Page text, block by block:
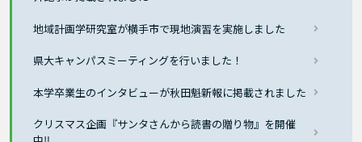
地域計画学研究室が横手市で現地演習を実施しました
県大キャンパスミーティングを行いました！
本学卒業生のインタビューが秋田魁新報に掲載されました
クリスマス企画『サンタさんから読書の贈り物』を開催